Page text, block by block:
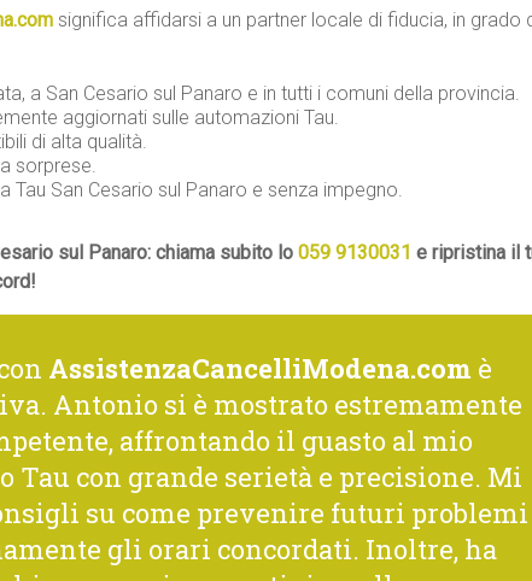
significa affidarsi a un partner locale di fiducia, in grado
a San Cesario sul Panaro e in tutti i comuni della provincia.
aggiornati sulle automazioni Tau.
di alta qualità.
sorprese.
Tau San Cesario sul Panaro e senza impegno.
sul Panaro: chiama subito lo 059 9130031 e ripristina il
AssistenzaCancelliModena.com è
Antonio si è mostrato estremamente
affrontando il guasto al mio
Tau con grande serietà e precisione. Mi
su come prevenire futuri problemi
gli orari concordati. Inoltre, ha